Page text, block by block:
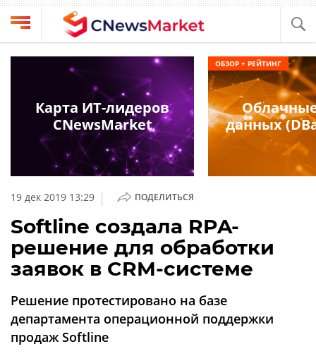
Выбрать
провайдера
Компании
обзоры
кабинет
О
проекте
Аналитика
Конференции
CNews
Конференции
Техника
19 дек 2019 13:29 | ПОДЕЛИТЬСЯ
Softline создала RPA-
решение для обработки
заявок в CRM-системе
Решение протестировано на базе
департамента операционной поддержки
продаж Softline
Карта ИТ-лидеров
CNewsMarket
данных
ОБЗОР + РЕЙТИНГ